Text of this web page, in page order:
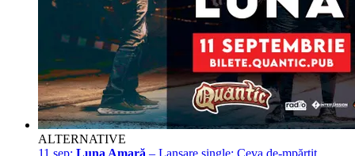
ALTERNATIVE
11 sep: Luna Amară – Lansare single: Ceva de-mpărțit